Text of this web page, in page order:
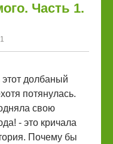
Часть 1.
этот долбаный
потянулась.
свою
- это кричала
Почему бы